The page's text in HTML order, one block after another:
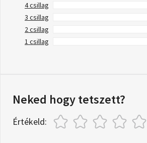
4 csillag
3 csillag
2 csillag
1 csillag
Neked hogy tetszett?
Értékeld: